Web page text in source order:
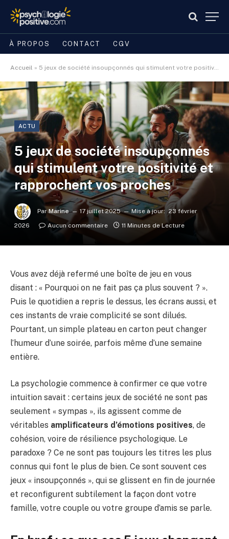
À PROPOS CONTACT CGV
Accueil » 5 jeux de société insoupçonnés qui stimulent votre positivité et rapprochent vos proches
ACTU
5 jeux de société insoupçonnés
qui stimulent votre positivité et
rapprochent vos proches
Par Marine 17 juillet 2025 Mise à jour: 23 février
2026
Aucun commentaire 11 Minutes de Lecture
Vous avez déjà refermé une boîte de jeu en vous
disant : « Pourquoi on ne fait pas ça plus souvent ? ».
Puis le quotidien a repris le dessus, les écrans aussi, et
ces instants de vraie complicité se sont dilués.
Pourtant, un simple plateau en carton peut changer
l’humeur d’une soirée, parfois même d’une semaine
entière.
La psychologie commence à confirmer ce que votre
intuition savait : certains jeux de société ne sont pas
seulement « sympas », ils agissent comme de
véritables amplificateurs d’émotions positives, de
cohésion, voire de résilience psychologique. Le
paradoxe ? Ce ne sont pas toujours les titres les plus
connus qui font le plus de bien. Ce sont souvent ces
jeux « insoupçonnés », qui se glissent en fin de journée
et reconfigurent subtilement la façon dont votre
famille, votre couple ou votre groupe d’amis se parle.